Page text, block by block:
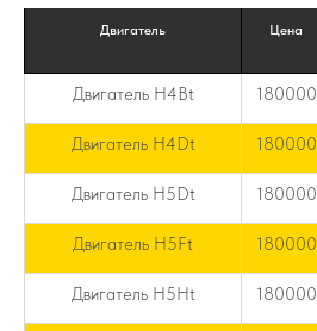
Двигатель Цена
Двигатель H4Bt 180000
Двигатель H4Dt 180000
Двигатель H5Dt 180000
Двигатель H5Ft 180000
Двигатель H5Ht 180000